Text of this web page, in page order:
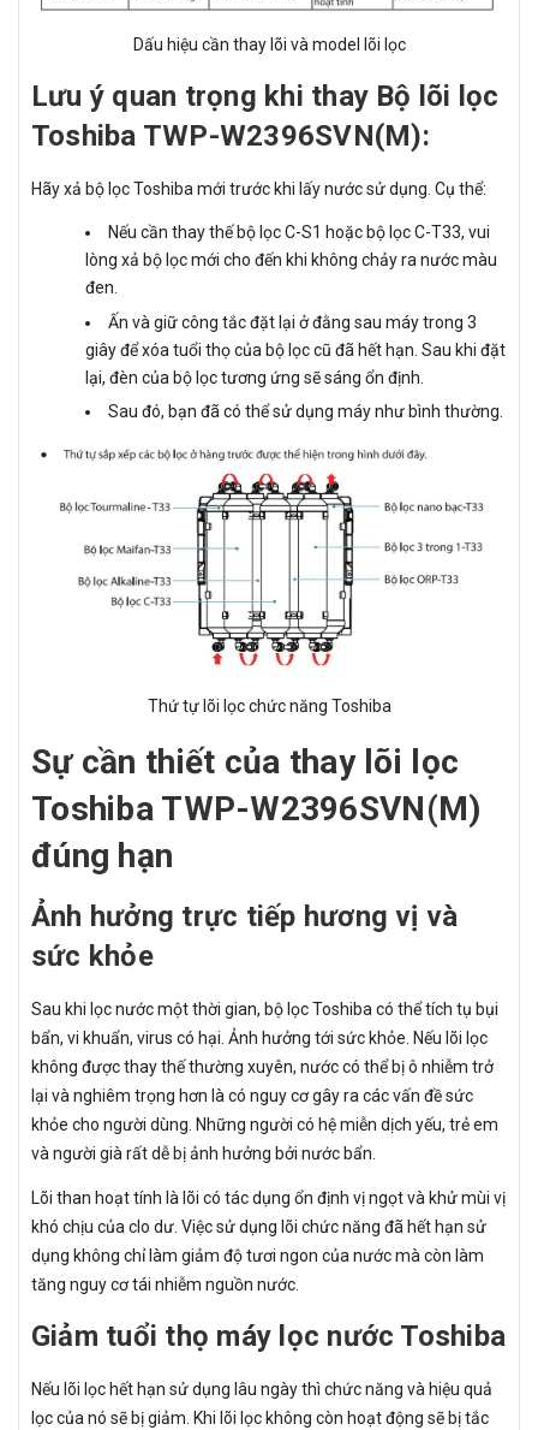
Dấu hiệu cần thay lõi và model lõi lọc
Lưu ý quan trọng khi thay Bộ lõi lọc
Toshiba TWP-W2396SVN(M):
Hãy xả bộ lọc Toshiba mới trước khi lấy nước sử dụng. Cụ thể:
Nếu cần thay thế bộ lọc C-S1 hoặc bộ lọc C-T33, vui
lòng xả bộ lọc mới cho đến khi không chảy ra nước màu
đen.
Ấn và giữ công tắc đặt lại ở đằng sau máy trong 3
giây để xóa tuổi thọ của bộ lọc cũ đã hết hạn. Sau khi đặt
lại, đèn của bộ lọc tương ứng sẽ sáng ổn định.
Sau đó, bạn đã có thể sử dụng máy như bình thường.
Thứ tự lõi lọc chức năng Toshiba
Sự cần thiết của thay lõi lọc
Toshiba TWP-W2396SVN(M)
đúng hạn
Ảnh hưởng trực tiếp hương vị và
sức khỏe
Sau khi lọc nước một thời gian, bộ lọc Toshiba có thể tích tụ bụi
bẩn, vi khuẩn, virus có hại. Ảnh hưởng tới sức khỏe. Nếu lõi lọc
không được thay thế thường xuyên, nước có thể bị ô nhiễm trở
lại và nghiêm trọng hơn là có nguy cơ gây ra các vấn đề sức
khỏe cho người dùng. Những người có hệ miễn dịch yếu, trẻ em
và người già rất dễ bị ảnh hưởng bởi nước bẩn.
Lõi than hoạt tính là lõi có tác dụng ổn định vị ngọt và khử mùi vị
khó chịu của clo dư. Việc sử dụng lõi chức năng đã hết hạn sử
dụng không chỉ làm giảm độ tươi ngon của nước mà còn làm
tăng nguy cơ tái nhiễm nguồn nước.
Giảm tuổi thọ máy lọc nước Toshiba
Nếu lõi lọc hết hạn sử dụng lâu ngày thì chức năng và hiệu quả
lọc của nó sẽ bị giảm. Khi lõi lọc không còn hoạt động sẽ bị tắc